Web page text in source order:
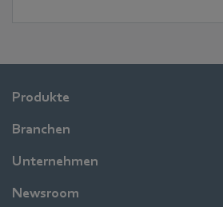
Produkte
Branchen
Unternehmen
Newsroom